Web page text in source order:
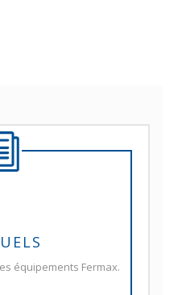
équipements Fermax.